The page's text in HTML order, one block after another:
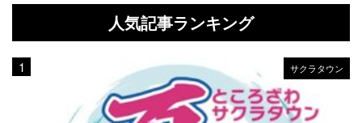
人気記事ランキング
サクラタウン